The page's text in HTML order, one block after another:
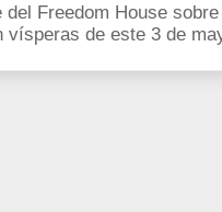
del Freedom House
vísperas de este 3 de